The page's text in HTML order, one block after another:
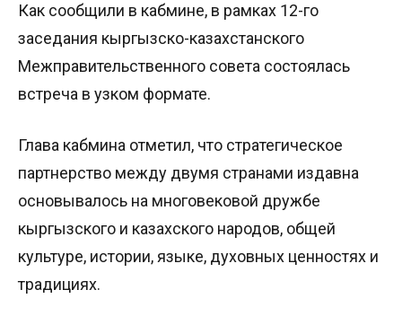
Как сообщили в кабмине, в рамках 12-го
заседания кыргызско-казахстанского
Межправительственного совета состоялась
встреча в узком формате.
Глава кабмина отметил, что стратегическое
партнерство между двумя странами издавна
основывалось на многовековой дружбе
кыргызского и казахского народов, общей
культуре, истории, языке, духовных ценностях и
традициях.